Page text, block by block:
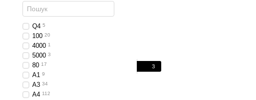
3
Q4 5
100 20
4000 1
5000 3
80 17
A1 9
A3 34
A4 112